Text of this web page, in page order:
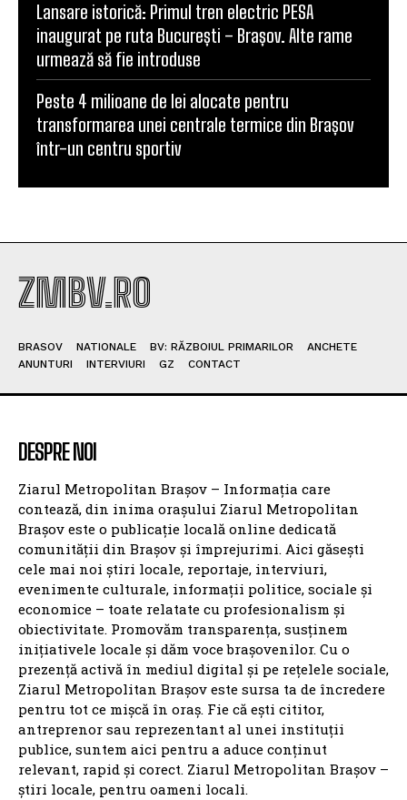
Lansare istorică: Primul tren electric PESA
inaugurat pe ruta București – Brașov. Alte rame
urmează să fie introduse
Peste 4 milioane de lei alocate pentru
transformarea unei centrale termice din Brașov
într-un centru sportiv
ZMBV.RO
BRASOV NATIONALE BV: RĂZBOIUL PRIMARILOR
ANCHETE
ANUNTURI
INTERVIURI GZ CONTACT
DESPRE NOI
Ziarul Metropolitan Brașov – Informația care
contează, din inima orașului Ziarul Metropolitan
Brașov este o publicație locală online dedicată
comunității din Brașov și împrejurimi. Aici găsești
cele mai noi știri locale, reportaje, interviuri,
evenimente culturale, informații politice, sociale și
economice – toate relatate cu profesionalism și
obiectivitate. Promovăm transparența, susținem
inițiativele locale și dăm voce brașovenilor. Cu o
prezență activă în mediul digital și pe rețelele sociale,
Ziarul Metropolitan Brașov este sursa ta de încredere
pentru tot ce mișcă în oraș. Fie că ești cititor,
antreprenor sau reprezentant al unei instituții
publice, suntem aici pentru a aduce conținut
relevant, rapid și corect. Ziarul Metropolitan Brașov –
știri locale, pentru oameni locali.